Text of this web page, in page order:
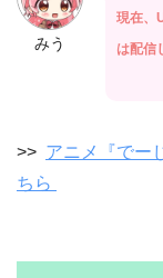
みう
現在、
は配信
>> アニメ『でー
ちら